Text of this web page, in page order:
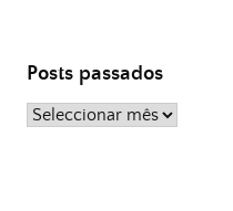
Posts passados
Posts